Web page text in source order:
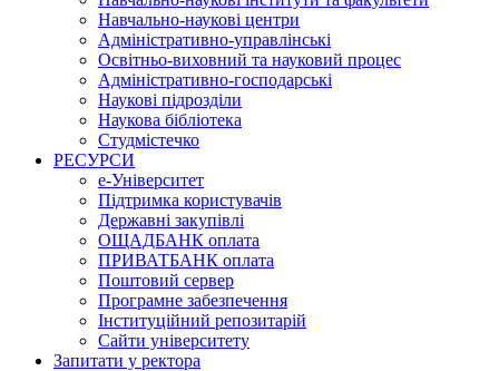
Навчально-наукові центри
Адміністративно-управлінські
Освітньо-виховний та науковий процес
Адміністративно-господарські
Наукові підрозділи
Наукова бібліотека
Студмістечко
РЕСУРСИ
е-Університет
Підтримка користувачів
Державні закупівлі
ОЩАДБАНК оплата
ПРИВАТБАНК оплата
Поштовий сервер
Програмне забезпечення
Інституційний репозитарій
Сайти університету
Запитати у ректора